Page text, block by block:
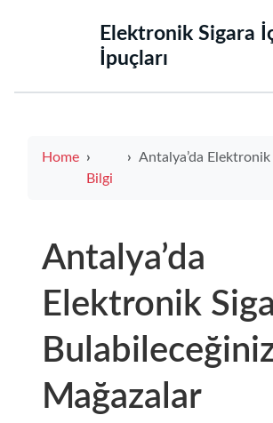
‌Elektronik Sigara
İpuçları‌
Home
Bilgi
Antalya’da Elektronik Sigara
Antalya’da
Elektronik
Mağazalar